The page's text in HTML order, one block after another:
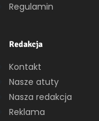
Regulamin
Redakcja
Kontakt
Nasze atuty
Nasza redakcja
Reklama